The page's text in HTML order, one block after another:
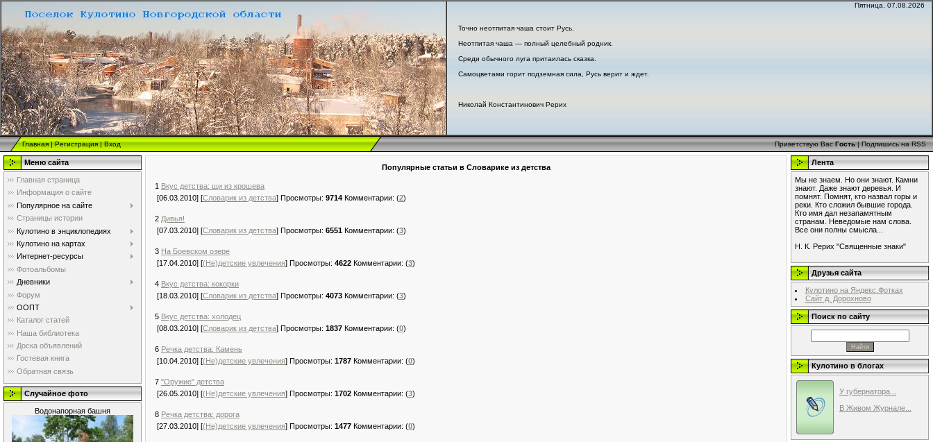
Пятница, 07.08.2026
Точно неотпитая чаша стоит Русь.
Неотпитая чаша — полный целебный родник.
Среди обычного луга притаилась сказка.
Самоцветами горит подземная сила, Русь верит и ждет.
Николай Константинович Рерих
Главная|Регистрация|Вход Приветствую Вас Гость|Подпишись на RSS
Меню сайта
Главная страница
Информация о сайте
Популярное на сайте
Страницы истории
Кулотино в энциклопедиях
Кулотино на картах
Интернет-ресурсы
Фотоальбомы
Дневники
Форум
ООПТ
Каталог статей
Наша библиотека
Доска объявлений
Гостевая книга
Обратная связь
Случайное фото
Водонапорная башня
Популярные статьи в Словарике из детства
1 Вкус детства: щи из крошева
[06.03.2010] [Словарик из детства] Просмотры: 9714 Комментарии: (2)
2 Дивья!
[07.03.2010] [Словарик из детства] Просмотры: 6551 Комментарии: (3)
3 На Боевском озере
[17.04.2010] [(Не)детские увлечения] Просмотры: 4622 Комментарии: (3)
4 Вкус детства: кокорки
[18.03.2010] [Словарик из детства] Просмотры: 4073 Комментарии: (3)
5 Вкус детства: холодец
[08.03.2010] [Словарик из детства] Просмотры: 1837 Комментарии: (0)
6 Речка детства: Камень
[10.04.2010] [(Не)детские увлечения] Просмотры: 1787 Комментарии: (0)
7 "Оружие" детства
[26.05.2010] [(Не)детские увлечения] Просмотры: 1702 Комментарии: (3)
8 Речка детства: дорога
[27.03.2010] [(Не)детские увлечения] Просмотры: 1477 Комментарии: (0)
Лента
Мы не знаем. Но они знают. Камни
знают. Даже знают деревья. И
помнят. Помнят, кто назвал горы и
реки. Кто сложил бывшие города.
Кто имя дал незапамятным
странам. Неведомые нам слова.
Все они полны смысла...
Н. К. Рерих "Священные знаки"
Друзья сайта
Кулотино на Яндекс.Фотках
Сайт д. Дорохново
Поиск по сайту
Кулотино в блогах
У губернатора...
В Живом Журнале...